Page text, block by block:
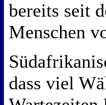
bereits seit
Menschen
dass viel